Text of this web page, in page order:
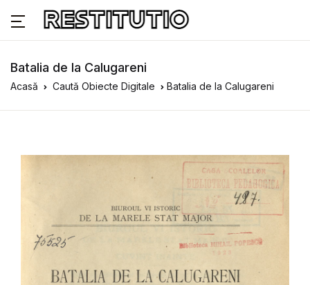
Batalia de la Calugareni
Acasă Caută Obiecte Digitale Batalia de la Calugareni